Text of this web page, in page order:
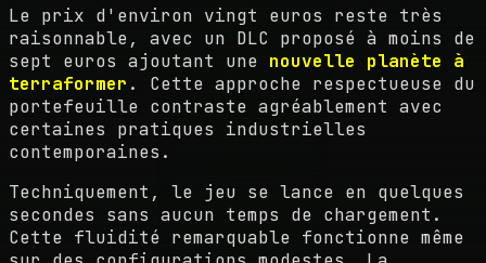
Le prix d'environ vingt euros reste très
raisonnable, avec un DLC proposé à moins de
sept euros ajoutant une nouvelle planète à
terraformer . Cette approche respectueuse du
portefeuille contraste agréablement avec
certaines pratiques industrielles
contemporaines.
Techniquement, le jeu se lance en quelques
secondes sans aucun temps de chargement.
Cette fluidité remarquable fonctionne même